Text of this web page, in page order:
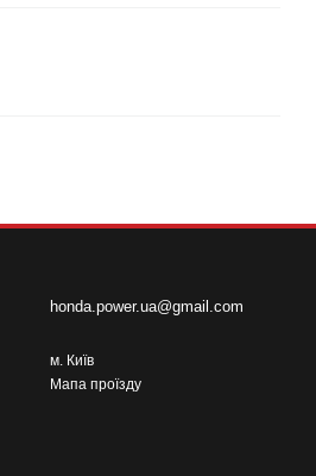
honda.power.ua@gmail.com
м. Київ
Мапа проїзду